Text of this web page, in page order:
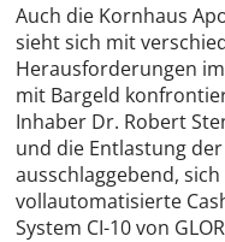
Auch die Kornhaus
sieht sich mit
Herausforderungen
mit Bargeld
Inhaber Dr. Robert
und die Entlastung
ausschlaggebend,
vollautomatisierte
System CI-10 von